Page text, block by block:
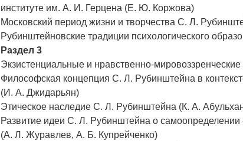
институте им. А. И. Герцена (Е. Ю. Коржова)
Московский период жизни и творчества С. Л.
Рубинштейновские традиции психологического
Раздел 3
Экзистенциальные и нравственно-
Философская концепция С. Л. Рубинштейна в
(И. А. Джидарьян)
Этическое наследие С. Л. Рубинштейна (К. А.
Развитие идеи С. Л. Рубинштейна о самоопределении
(А. Л. Журавлев, А. Б. Купрейченко)